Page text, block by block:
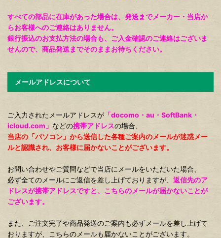
すべての部品に在庫があった場合は、発送までメーカー・当店か
らお客様へのご連絡はありません。
銀行振込のお支払方法の場合も、ご入金確認のご連絡はございま
せんので、商品発送までそのままお待ちください。
メールアドレスについて
ご入力されたメールアドレスが 「docomo・au・SoftBank・
icloud.com」 などの携帯アドレスの場合、
当店の「パソコン」から送信した各種ご案内のメールが迷惑メー
ルと認識され、お客様に届かないことがございます。
お問い合わせやご質問などで当店にメールをいただいた場合、
必ず全てのメールにご返信を差し上げておりますが、 返信先のア
ドレスが携帯アドレスですと、こちらのメールが届かないことが
ございます。
また、ご注文完了や商品発送のご案内も必ずメールを差し上げて
おりますが、こちらのメールも届かないことがございます。